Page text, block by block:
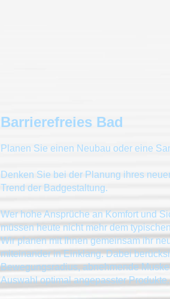
Barrierefreies Bad
Planen Sie einen Neubau oder eine
Denken Sie bei der Planung ihres
Trend der Badgestaltung.
Wer hohe Ansprüche an Komfort und
müssen heute nicht mehr dem
Wir planen mit Ihnen gemeinsam ihr
miteinander in Einklang. Dabei
Bewegungsradius, abnehmende
Auswahl optimal angepasster Produkte.